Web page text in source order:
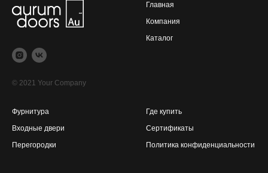
© 2021 Your Company
Главная
Компания
Каталог
Фурнитура
Входные двери
Перегородки
Где купить
Сертификаты
Политика конфиденциальности